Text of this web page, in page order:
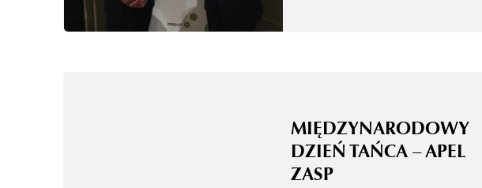
MIĘDZYNARODOWY
DZIEŃ TAŃCA – APEL
ZASP